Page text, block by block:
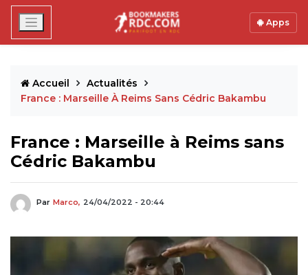
Apps
Accueil
Actualités
France : Marseille À Reims Sans Cédric Bakambu
France : Marseille à Reims sans
Cédric Bakambu
Par Marco, 24/04/2022 - 20:44